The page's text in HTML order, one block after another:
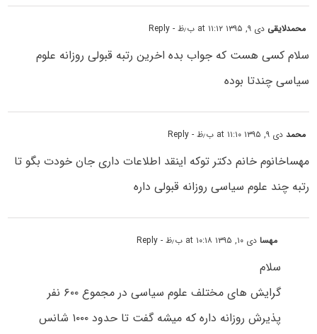
محمدلایقی دی ۹, ۱۳۹۵ at ۱۱:۱۲ ب٫ظ - Reply
سلام کسی هست که جواب بده اخرین رتبه قبولی روزانه علوم
سیاسی چندتا بوده
محمددی ۹, ۱۳۹۵ at ۱۱:۱۰ ب٫ظ - Reply
مهساخانوم خانم دکتر توکه اینقد اطلاعات داری جان خودت بگو تا
رتبه چند علوم سیاسی روزانه قبولی داره
مهسادی ۱۰, ۱۳۹۵ at ۱۰:۱۸ ب٫ظ - Reply
سلام
گرایش های مختلف علوم سیاسی در مجموع ۶۰۰ نفر
پذیرش روزانه داره که میشه گفت تا حدود ۱۰۰۰ شانس